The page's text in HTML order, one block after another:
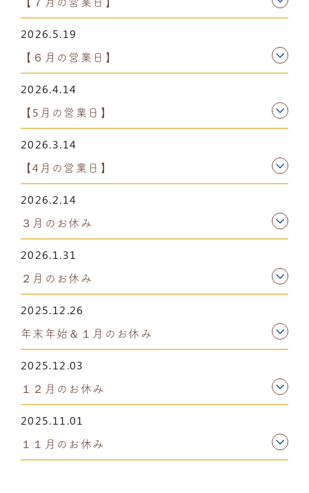
2026.5.19
【６月の営業日】
2026.4.14
【5月の営業日】
2026.3.14
【4月の営業日】
2026.2.14
３月のお休み
2026.1.31
２月のお休み
2025.12.26
年末年始＆１月のお休み
2025.12.03
１２月のお休み
2025.11.01
１１月のお休み